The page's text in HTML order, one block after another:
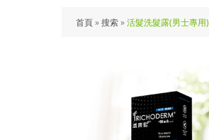
首頁»搜索»活髮洗髮露(男士專用)